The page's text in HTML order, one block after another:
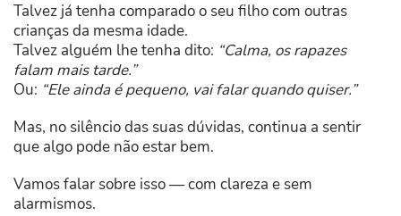
Talvez já tenha comparado o seu filho com outras
crianças da mesma idade.
Talvez alguém lhe tenha dito: “Calma, os rapazes
falam mais tarde.”
Ou: “Ele ainda é pequeno, vai falar quando quiser.”
Mas, no silêncio das suas dúvidas, continua a sentir
que algo pode não estar bem.
Vamos falar sobre isso — com clareza e sem
alarmismos.